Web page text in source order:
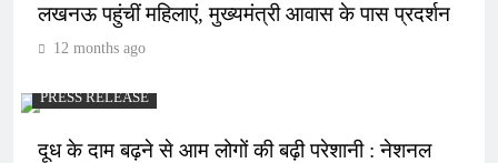
लखनऊ पहुंचीं महिलाएं, मुख्यमंत्री आवास के पास प्रदर्शन
12 months ago
PRESS RELEASE
दूध के दाम बढ़ने से आम लोगों की बढ़ी परेशानी : नेशनल